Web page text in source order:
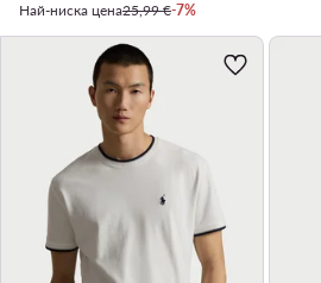
Най-ниска цена25,99 €-7%